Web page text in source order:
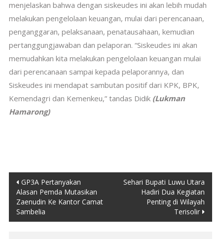
menjelaskan bahwa dengan siskeudes ini akan lebih mudah
melakukan pengelolaan keuangan, mulai dari perencanaan,
penganggaran, pelaksanaan, penatausahaan, kemudian
pertanggungjawaban dan pelaporan. “Siskeudes ini akan
memudahkan kita melakukan pengelolaan keuangan mulai
dari perencanaan sampai kepada pelaporannya, dan
Siskeudes ini mendapat sambutan positif dari KPK, BPK,
Kemendagri dan Kemenkeu,” tandas Didik (Lukman
Hamarong)
Post
navigation
GP3A Pertanyakan
Alasan Pemda Mutasikan
Zaenudin Ke Kantor Camat
Sambelia
Sehari Bupati Luwu Utara
Hadiri Dua Kegiatan
Penting di Wilayah
Terisolir